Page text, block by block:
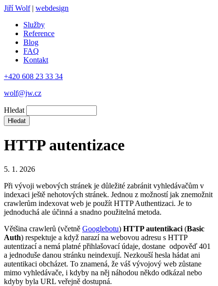
Jiří Wolf | webdesign
Služby
Reference
Blog
FAQ
Kontakt
+420 608 23 33 34
wolf@jw.cz
Hledat
HTTP autentizace
5. 1. 2026
Při vývoji webových stránek je důležité zabránit vyhledávačům v
indexaci ještě nehotových stránek. Jednou z možností jak znemožnit
crawlerům indexovat web je použít HTTP Authentizaci. Je to
jednoduchá ale účinná a snadno použitelná metoda.
Většina crawlerů (včetně Googlebotu) HTTP autentikaci (Basic
Auth) respektuje a když narazí na webovou adresu s HTTP
autentizací a nemá platné přihlašovací údaje, dostane odpověď 401
a jednoduše danou stránku neindexují. Nezkouší hesla hádat ani
autentikaci obcházet. To znamená, že váš vývojový web zůstane
mimo vyhledávače, i kdyby na něj náhodou někdo odkázal nebo
kdyby byla URL veřejně dostupná.